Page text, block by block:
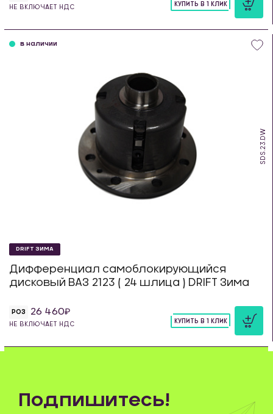
НЕ ВКЛЮЧАЕТ НДС
КУПИТЬ В 1 КЛИК
SDS.23.DW
в наличии
DRIFT ЗИМА
Дифференциал самоблокирующийся
дисковый ВАЗ 2123 ( 24 шлица ) DRIFT Зима
РОЗ 26 460
НЕ ВКЛЮЧАЕТ НДС
КУПИТЬ В 1 КЛИК
Подпишитесь!